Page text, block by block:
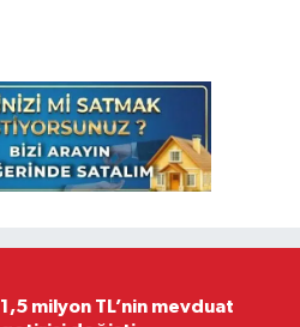
1,5 milyon TL’nin mevduat